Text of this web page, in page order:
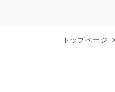
トップページ